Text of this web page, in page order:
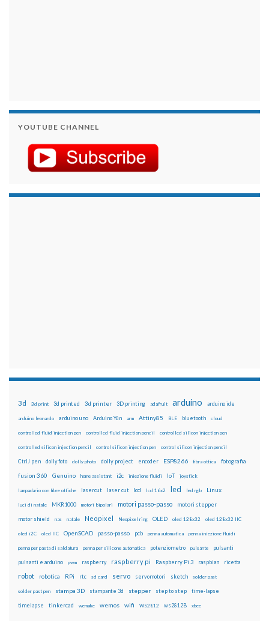
YOUTUBE CHANNEL
3d 3d print 3d printed 3d printer 3D printing adafruit arduino arduino ide
arduino leonardo arduino uno Arduino Yún arm Attiny85 BLE bluetooth cloud
controlled fluid injection pen controlled fluid injection pencil controlled silicon injection pen
controlled silicon injection pencil control silicon injection pen control silicon injection pencil
CtrlJ pen dolly foto dolly photo dolly project encoder ESP8266 fibra ottica fotografia
fusion 360 Genuino home assistant i2c iniezione fluidi IoT joystick
lampadario con fibre ottiche lasercut laser cut lcd lcd 16x2 led led rgb Linux
luci di natale MKR1000 motori bipolari motori passo-passo motori stepper
motor shield nas natale Neopixel Neopixel ring OLED oled 128x32 oled 128x32 IIC
oled i2C oled IIC OpenSCAD passo-passo pcb penna automatica penna iniezione fluidi
penna per pasta di saldatura penna per silicone automatica potenziometro pulsante pulsanti
pulsanti e arduino pwm raspberry raspberry pi Raspberry Pi 3 raspbian ricetta
robot robotica RPi rtc sd card servo servomotori sketch solder past
solder past pen stampa 3D stampante 3d stepper step to step time-lapse
timelapse tinkercad wemake wemos wifi WS2812 ws2812B xbee